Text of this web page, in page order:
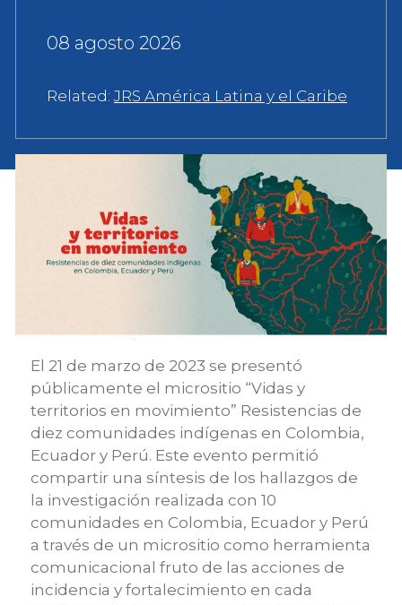
08 agosto 2026
Related:JRS América Latina y el Caribe
El 21 de marzo de 2023 se presentó
públicamente el micrositio “Vidas y
territorios en movimiento” Resistencias de
diez comunidades indígenas en Colombia,
Ecuador y Perú. Este evento permitió
compartir una síntesis de los hallazgos de
la investigación realizada con 10
comunidades en Colombia, Ecuador y Perú
a través de un micrositio como herramienta
comunicacional fruto de las acciones de
incidencia y fortalecimiento en cada